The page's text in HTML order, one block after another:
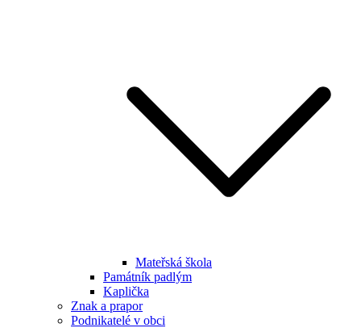
Mateřská škola
Památník padlým
Kaplička
Znak a prapor
Podnikatelé v obci